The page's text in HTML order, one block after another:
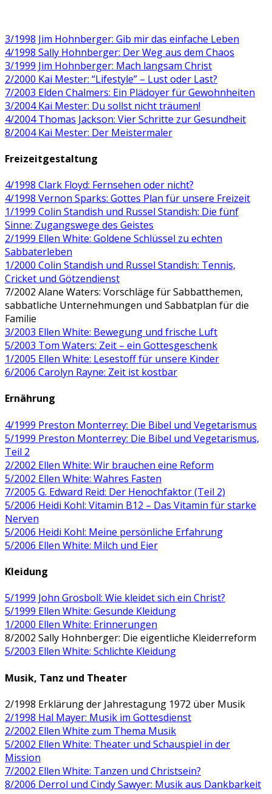
3/1998 Jim Hohnberger: Gib mir das einfache Leben
4/1998 Sally Hohnberger: Der Weg aus dem Chaos
3/1999 Jim Hohnberger: Mach langsam Christ
2/2000 Kai Mester: “Lifestyle” – Lust oder Last?
7/2003 Elden Chalmers: Ein Plädoyer für Gewohnheiten
3/2004 Kai Mester: Du sollst nicht träumen!
4/2004 Thomas Jackson: Vier Schritte zur Gesundheit
8/2004 Kai Mester: Der Meistermaler
Freizeitgestaltung
4/1998 Clark Floyd: Fernsehen oder nicht?
4/1998 Vernon Sparks: Gottes Plan für unsere Freizeit
1/1999 Colin Standish und Russel Standish: Die fünf
Sinne: Zugangswege des Geistes
2/1999 Ellen White: Goldene Schlüssel zu echten
Sabbaterleben
1/2000 Colin Standish und Russel Standish: Tennis,
Cricket und Götzendienst
7/2002 Alane Waters: Vorschläge für Sabbatthemen,
sabbatliche Unternehmungen und Sabbatplan für die
Familie
3/2003 Ellen White: Bewegung und frische Luft
5/2003 Tom Waters: Zeit – ein Gottesgeschenk
1/2005 Ellen White: Lesestoff für unsere Kinder
6/2006 Carolyn Rayne: Zeit ist kostbar
Ernährung
4/1999 Preston Monterrey: Die Bibel und Vegetarismus
5/1999 Preston Monterrey: Die Bibel und Vegetarismus,
Teil 2
2/2002 Ellen White: Wir brauchen eine Reform
5/2002 Ellen White: Wahres Fasten
7/2005 G. Edward Reid: Der Henochfaktor (Teil 2)
5/2006 Heidi Kohl: Vitamin B12 – Das Vitamin für starke
Nerven
5/2006 Heidi Kohl: Meine persönliche Erfahrung
5/2006 Ellen White: Milch und Eier
Kleidung
5/1999 John Grosboll: Wie kleidet sich ein Christ?
5/1999 Ellen White: Gesunde Kleidung
1/2000 Ellen White: Erinnerungen
8/2002 Sally Hohnberger: Die eigentliche Kleiderreform
5/2003 Ellen White: Schlichte Kleidung
Musik, Tanz und Theater
2/1998 Erklärung der Jahrestagung 1972 über Musik
2/1998 Hal Mayer: Musik im Gottesdienst
2/2002 Ellen White zum Thema Musik
5/2002 Ellen White: Theater und Schauspiel in der
Mission
7/2002 Ellen White: Tanzen und Christsein?
8/2006 Derrol und Cindy Sawyer: Musik aus Dankbarkeit